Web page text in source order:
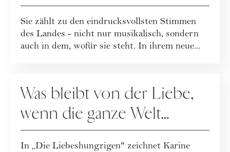
zu sich selbst gefunden hat
Sie zählt zu den eindrucksvollsten Stimmen
des Landes - nicht nur musikalisch, sondern
auch in dem, wofür sie steht. In ihrem neue...
Was bleibt von der Liebe,
wenn die ganze Welt
zusieht?
In „Die Liebeshungrigen" zeichnet Karine